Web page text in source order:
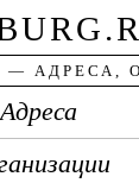
АДРЕСА,
Адреса